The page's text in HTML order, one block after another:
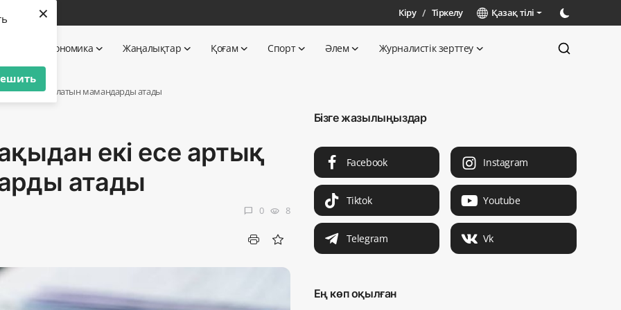
× Кіру / Тіркелу Қазақ тілі
Экономика Жаңалықтар Қоғам Спорт Әлем Журналистік зерттеу
артық ақша алатын мамандарды атады
екі есе артық
атады
chat_bubble 0 visibility 8
Бізге жазылыңыздар
Facebook Instagram
Tiktok Youtube
Telegram Vk
Ең көп оқылған